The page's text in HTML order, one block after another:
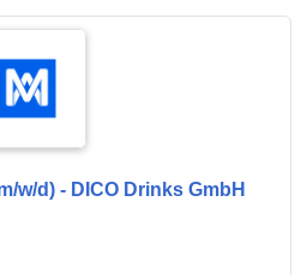
w/d) - DICO Drinks GmbH